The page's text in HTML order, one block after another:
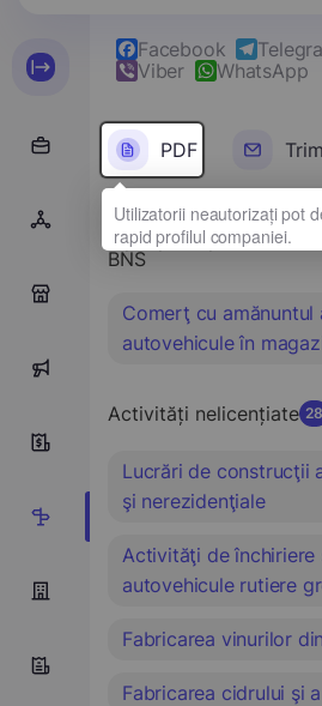
28
Facebook
Viber
WhatsApp
PDF
Tipul principal de
BNS
Comerţ cu
autovehicule în
Activități nelicențiate 28
Lucrări de construcţii
şi nerezidenţiale
Activităţi de închiriere
autovehicule rutiere
Fabricarea vinurilor
Fabricarea cidrului şi